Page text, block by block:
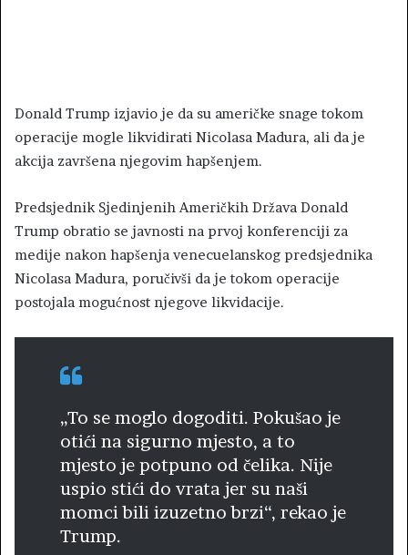
Donald Trump izjavio je da su američke snage tokom
operacije mogle likvidirati Nicolasa Madura, ali da je
akcija završena njegovim hapšenjem.
Predsjednik Sjedinjenih Američkih Država Donald
Trump obratio se javnosti na prvoj konferenciji za
medije nakon hapšenja venecuelanskog predsjednika
Nicolasa Madura, poručivši da je tokom operacije
postojala mogućnost njegove likvidacije.
„To se moglo dogoditi. Pokušao je
otići na sigurno mjesto, a to
mjesto je potpuno od čelika. Nije
uspio stići do vrata jer su naši
momci bili izuzetno brzi“, rekao je
Trump.